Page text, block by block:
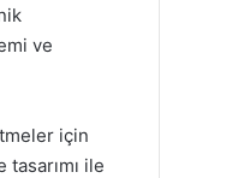
ve
için
ile